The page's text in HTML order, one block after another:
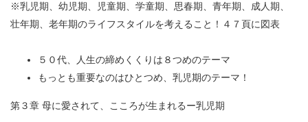
※乳児期、幼児期、児童期、学童期、思春期、青年期、成人期、
壮年期、老年期のライフスタイルを考えること！４７頁に図表
５０代、人生の締めくくりは８つめのテーマ
もっとも重要なのはひとつめ、乳児期のテーマ！
第３章 母に愛されて、こころが生まれるー乳児期